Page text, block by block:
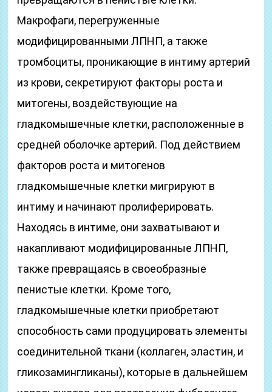
Макрофаги, перегруженные
модифицированными ЛПНП, а также
тромбоциты, проникающие в интиму артерий
из крови, секретируют факторы роста и
митогены, воздействующие на
гладкомышечные клетки, расположенные в
средней оболочке артерий. Под действием
факторов роста и митогенов
гладкомышечные клетки мигрируют в
интиму и начинают пролиферировать.
Находясь в интиме, они захватывают и
накапливают модифицированные ЛПНП,
также превращаясь в своеобразные
пенистые клетки. Кроме того,
гладкомышечные клетки приобретают
способность сами продуцировать элементы
соединительной ткани (коллаген, эластин, и
гликозамингликаны), которые в дальнейшем